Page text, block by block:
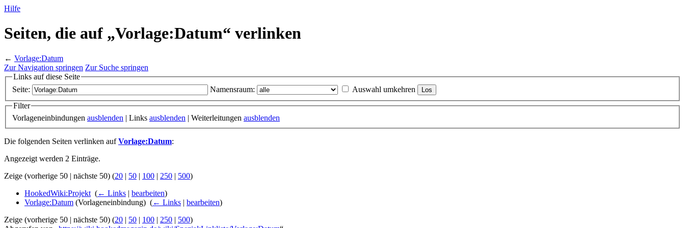
Hilfe
Seiten, die auf „Vorlage:Datum“ verlinken
← Vorlage:Datum
Zur Navigation springen Zur Suche springen
Links auf diese Seite
Seite:
Namensraum:
Auswahl umkehren
Filter
Vorlageneinbindungen ausblenden | Links ausblenden | Weiterleitungen ausblenden
Die folgenden Seiten verlinken aufVorlage:Datum:
Angezeigt werden 2 Einträge.
Zeige (vorherige 50 | nächste 50) (20 | 50 | 100 | 250 | 500)
HookedWiki:Projekt (← Links | bearbeiten)
Vorlage:Datum (Vorlageneinbindung) ‎ (← Links | bearbeiten)
Zeige (vorherige 50 | nächste 50) (20 | 50 | 100 | 250 | 500)